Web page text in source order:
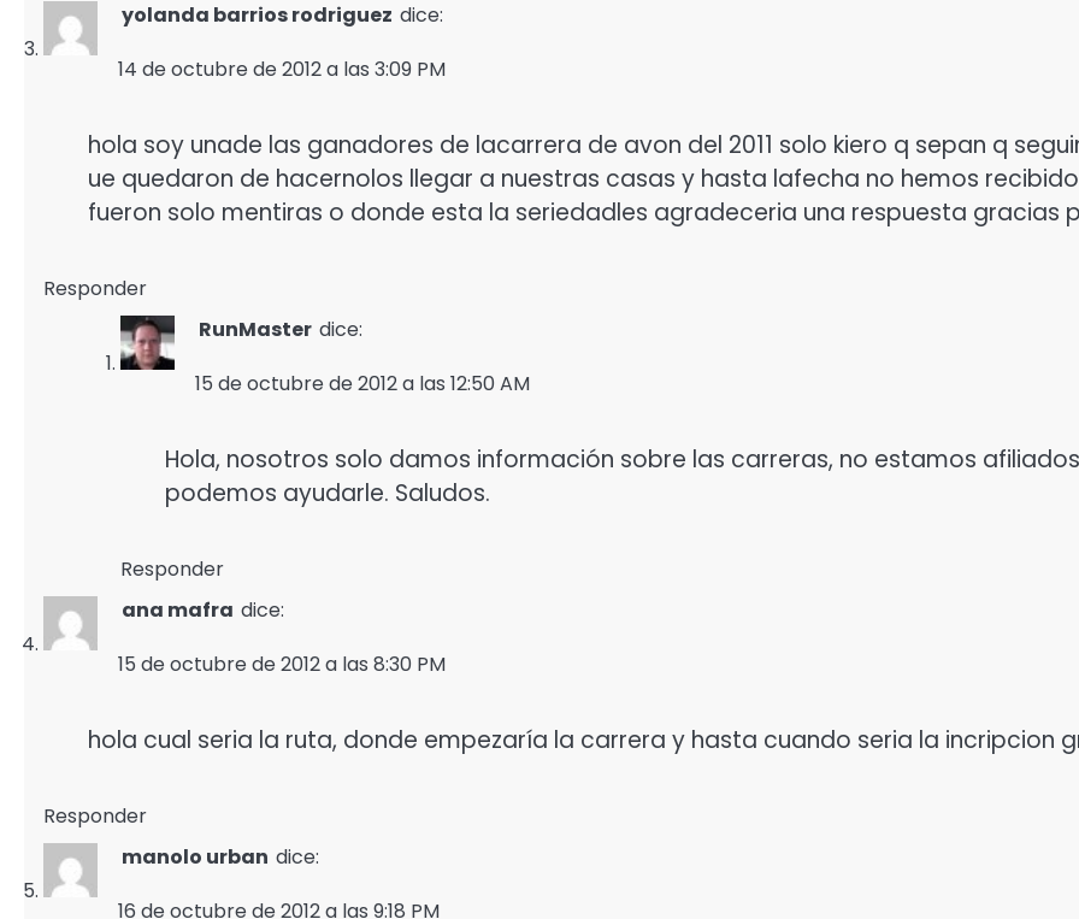
yolanda barrios rodriguez dice:
14 de octubre de 2012 a las 3:09 PM
hola soy unade las ganadores de lacarrera de avon del 2011 solo kiero q sepan q
ue quedaron de hacernolos llegar a nuestras casas y hasta lafecha no hemos
fueron solo mentiras o donde esta la seriedadles agradeceria una respuesta gracias
Responder
RunMaster dice:
15 de octubre de 2012 a las 12:50 AM
Hola, nosotros solo damos información sobre las carreras, no estamos
podemos ayudarle. Saludos.
Responder
ana mafra dice:
15 de octubre de 2012 a las 8:30 PM
hola cual seria la ruta, donde empezaría la carrera y hasta cuando seria la incripcion
Responder
manolo urban dice:
16 de octubre de 2012 a las 9:18 PM